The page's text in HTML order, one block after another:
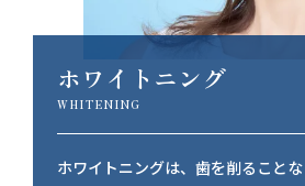
ホワイトニング
WHITENING
ホワイトニングは、歯を削ること